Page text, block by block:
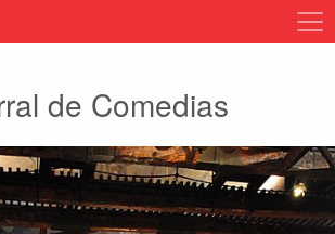
de Comedias